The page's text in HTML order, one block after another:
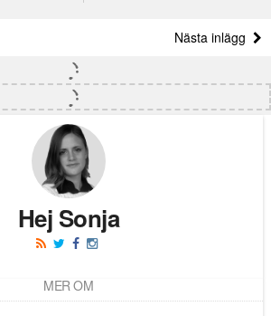
Nästa inlägg
Hej Sonja
MER OM